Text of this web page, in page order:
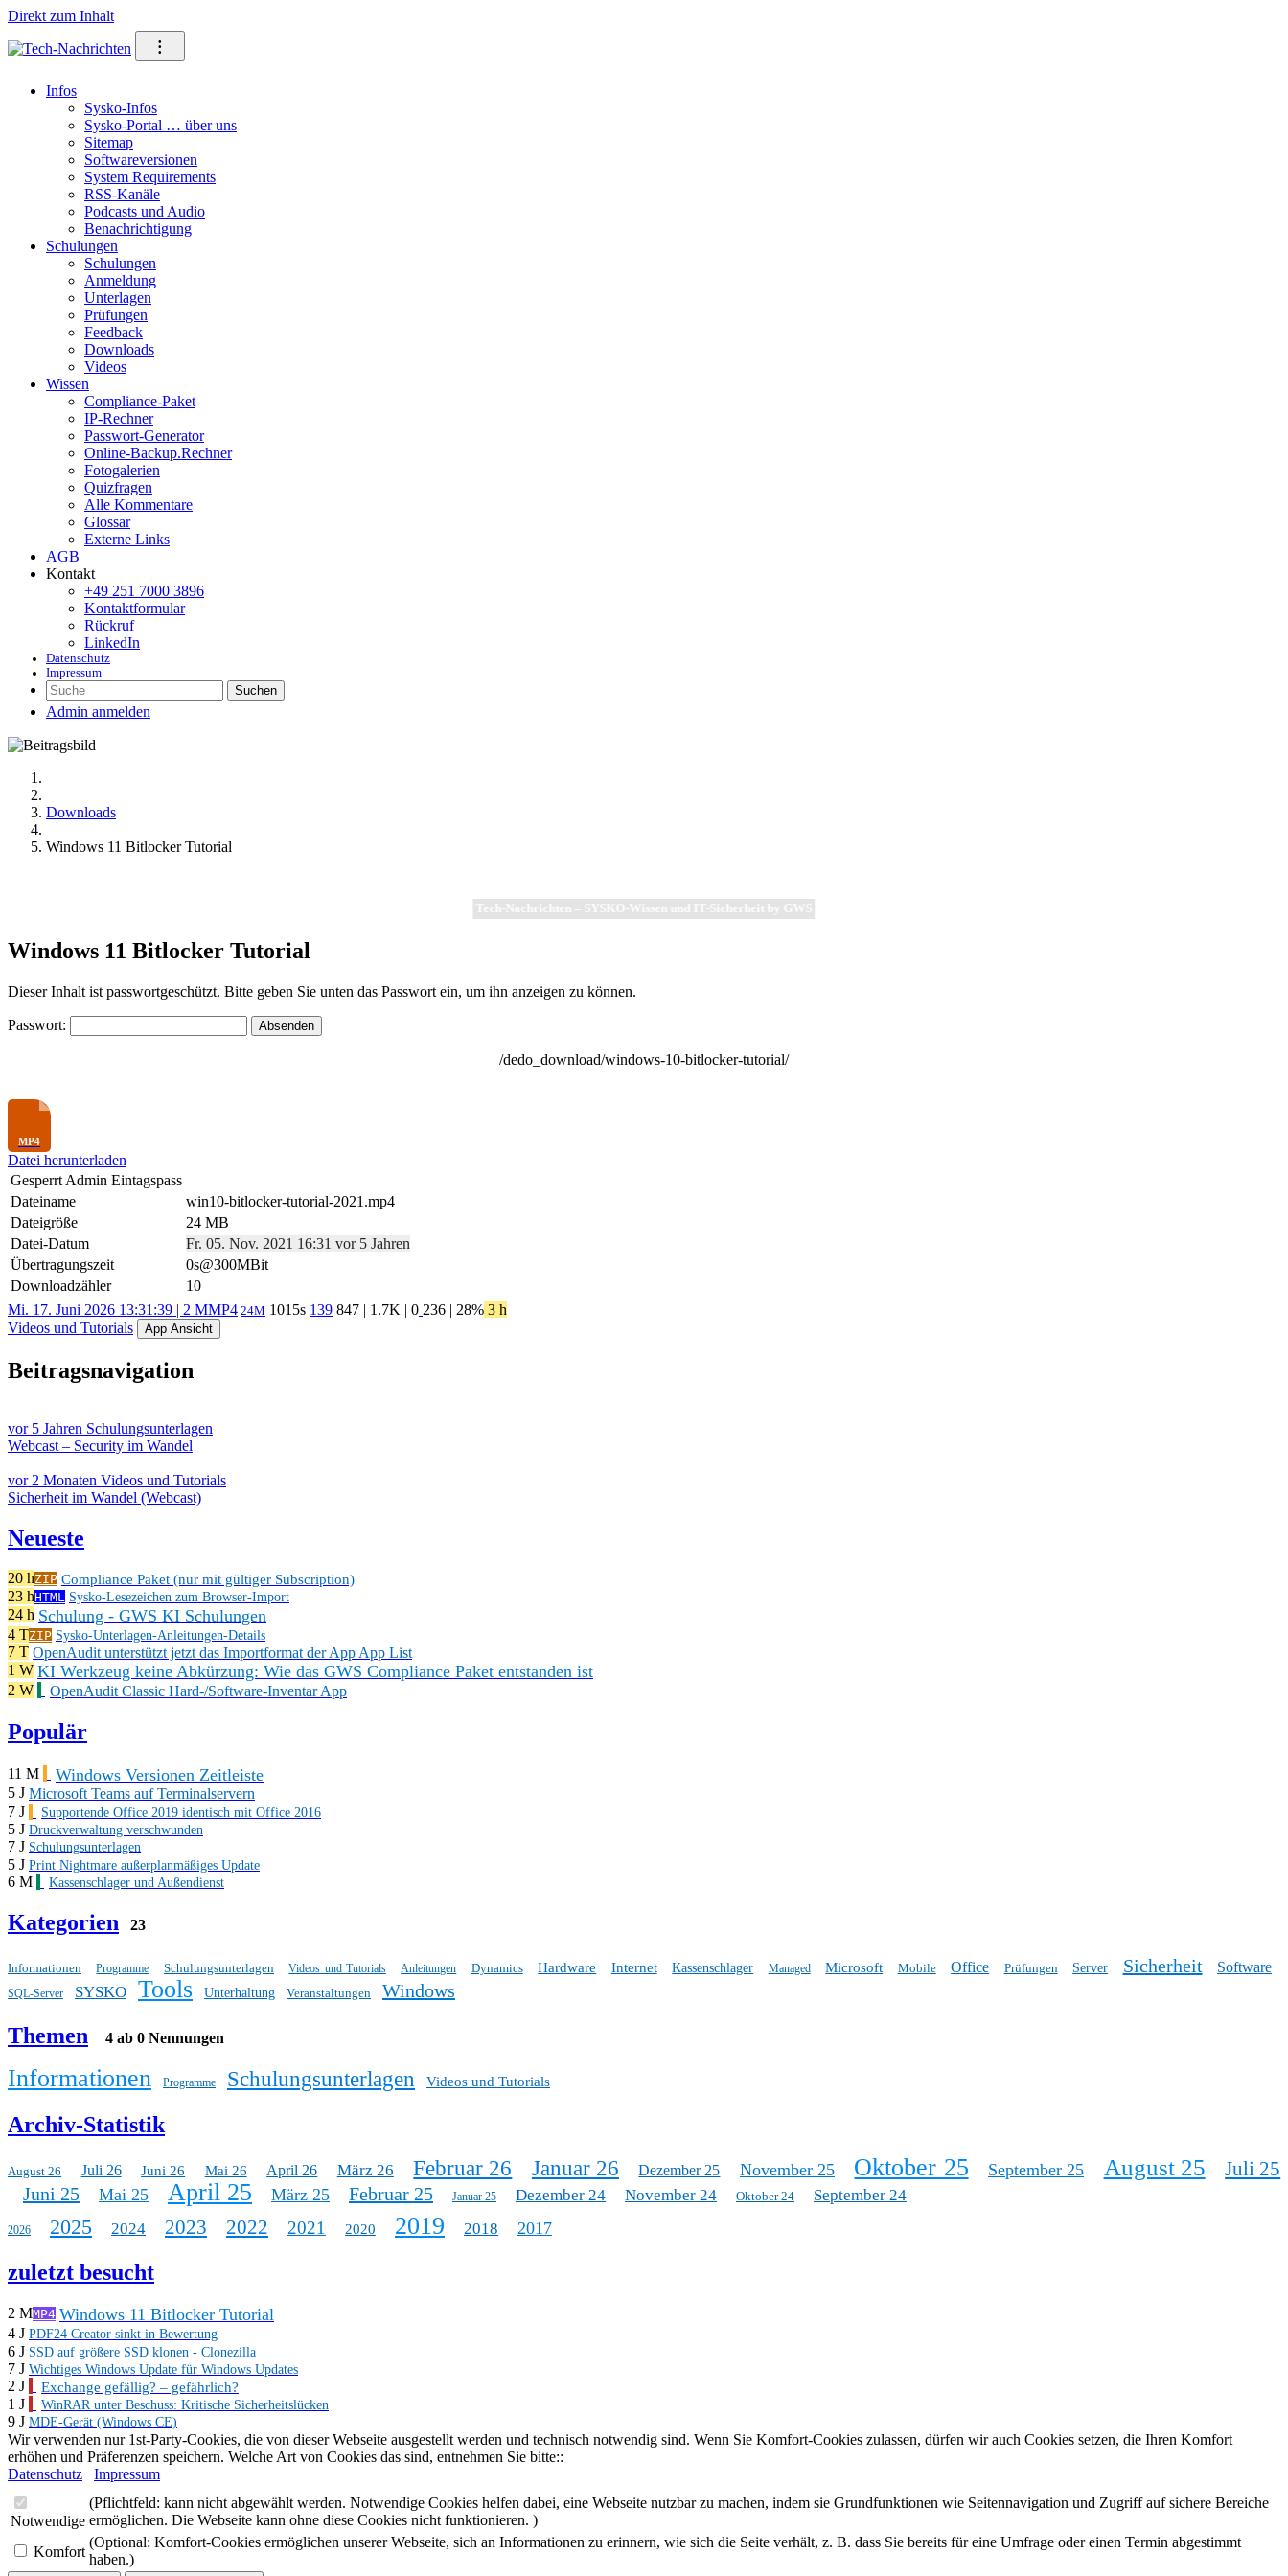
Direkt zum Inhalt
⁝
Infos
Sysko-Infos
Sysko-Portal … über uns
Sitemap
Softwareversionen
System Requirements
RSS-Kanäle
Podcasts und Audio
Benachrichtigung
Schulungen
Schulungen
Anmeldung
Unterlagen
Prüfungen
Feedback
Downloads
Videos
Wissen
Compliance-Paket
IP-Rechner
Passwort-Generator
Online-Backup.Rechner
Fotogalerien
Quizfragen
Alle Kommentare
Glossar
Externe Links
AGB
Kontakt
+49 251 7000 3896
Kontaktformular
Rückruf
LinkedIn
Datenschutz
Impressum
Suchen
Admin anmelden
Downloads
Windows 11 Bitlocker Tutorial
Tech-Nachrichten – SYSKO-Wissen und IT-Sicherheit by GWS
Windows 11 Bitlocker Tutorial
Dieser Inhalt ist passwortgeschützt. Bitte geben Sie unten das Passwort ein, um ihn anzeigen zu können.
Passwort:
/dedo_download/windows-10-bitlocker-tutorial/
Datei herunterladen
Gesperrt Admin Eintagspass
Dateiname
win10-bitlocker-tutorial-2021.mp4
Dateigröße
24 MB
Datei-Datum
Fr. 05. Nov. 2021 16:31 vor 5 Jahren
Übertragungszeit
0s@300MBit
Downloadzähler
10
Mi. 17. Juni 2026 13:31:39 | 2 MMP4 24M 1015s 139 847 | 1.7K | 0 236 | 28% 3 h
Videos und Tutorials
App Ansicht
Beitragsnavigation
vor 5 Jahren Schulungsunterlagen
Webcast – Security im Wandel
vor 2 Monaten Videos und Tutorials
Sicherheit im Wandel (Webcast)
Neueste
20 hZIP Compliance Paket (nur mit gültiger Subscription)
23 hHTML Sysko-Lesezeichen zum Browser-Import
24 h Schulung - GWS KI Schulungen
4 TZIP Sysko-Unterlagen-Anleitungen-Details
7 T OpenAudit unterstützt jetzt das Importformat der App App List
1 W KI Werkzeug keine Abkürzung: Wie das GWS Compliance Paket entstanden ist
2 W OpenAudit Classic Hard-/Software-Inventar App
Populär
11 M Windows Versionen Zeitleiste
5 J Microsoft Teams auf Terminalservern
7 J
Supportende Office 2019 identisch mit Office 2016
5 J Druckverwaltung verschwunden
7 J Schulungsunterlagen
5 J Print Nightmare außerplanmäßiges Update
6 M Kassenschlager und Außendienst
Kategorien 23
Informationen Programme Schulungsunterlagen Videos und Tutorials Anleitungen Dynamics Hardware Internet Kassenschlager Managed Microsoft Mobile Office Prüfungen Server Sicherheit Software
SQL-Server SYSKO Tools Unterhaltung Veranstaltungen Windows
Themen 4 ab 0 Nennungen
Informationen Programme Schulungsunterlagen Videos und Tutorials
Archiv-Statistik
August 26 Juli 26 Juni 26 Mai 26 April 26 März 26 Februar 26 Januar 26 Dezember 25 November 25 Oktober 25 September 25 August 25 Juli 25
Juni 25 Mai 25 April 25 März 25 Februar 25 Januar 25 Dezember 24 November 24 Oktober 24 September 24
2026 2025 2024 2023 2022 2021 2020 2019 2018 2017
zuletzt besucht
2 MMP4 Windows 11 Bitlocker Tutorial
4 J PDF24 Creator sinkt in Bewertung
6 J SSD auf größere SSD klonen - Clonezilla
7 J Wichtiges Windows Update für Windows Updates
2 J Exchange gefällig? – gefährlich?
1 J WinRAR unter Beschuss: Kritische Sicherheitslücken
9 J MDE-Gerät (Windows CE)
Wir verwenden nur 1st-Party-Cookies, die von dieser Webseite ausgestellt werden und technisch notwendig sind. Wenn Sie Komfort-Cookies zulassen, dürfen wir auch Cookies setzen, die Ihren Komfort
erhöhen und Präferenzen speichern. Welche Art von Cookies das sind, entnehmen Sie bitte::
Datenschutz
Impressum
Notwendige
(Pflichtfeld: kann nicht abgewählt werden. Notwendige Cookies helfen dabei, eine Webseite nutzbar zu machen, indem sie Grundfunktionen wie Seitennavigation und Zugriff auf sichere Bereiche
ermöglichen. Die Webseite kann ohne diese Cookies nicht funktionieren. )
Komfort
(Optional: Komfort-Cookies ermöglichen unserer Webseite, sich an Informationen zu erinnern, wie sich die Seite verhält, z. B. dass Sie bereits für eine Umfrage oder einen Termin abgestimmt
haben.)